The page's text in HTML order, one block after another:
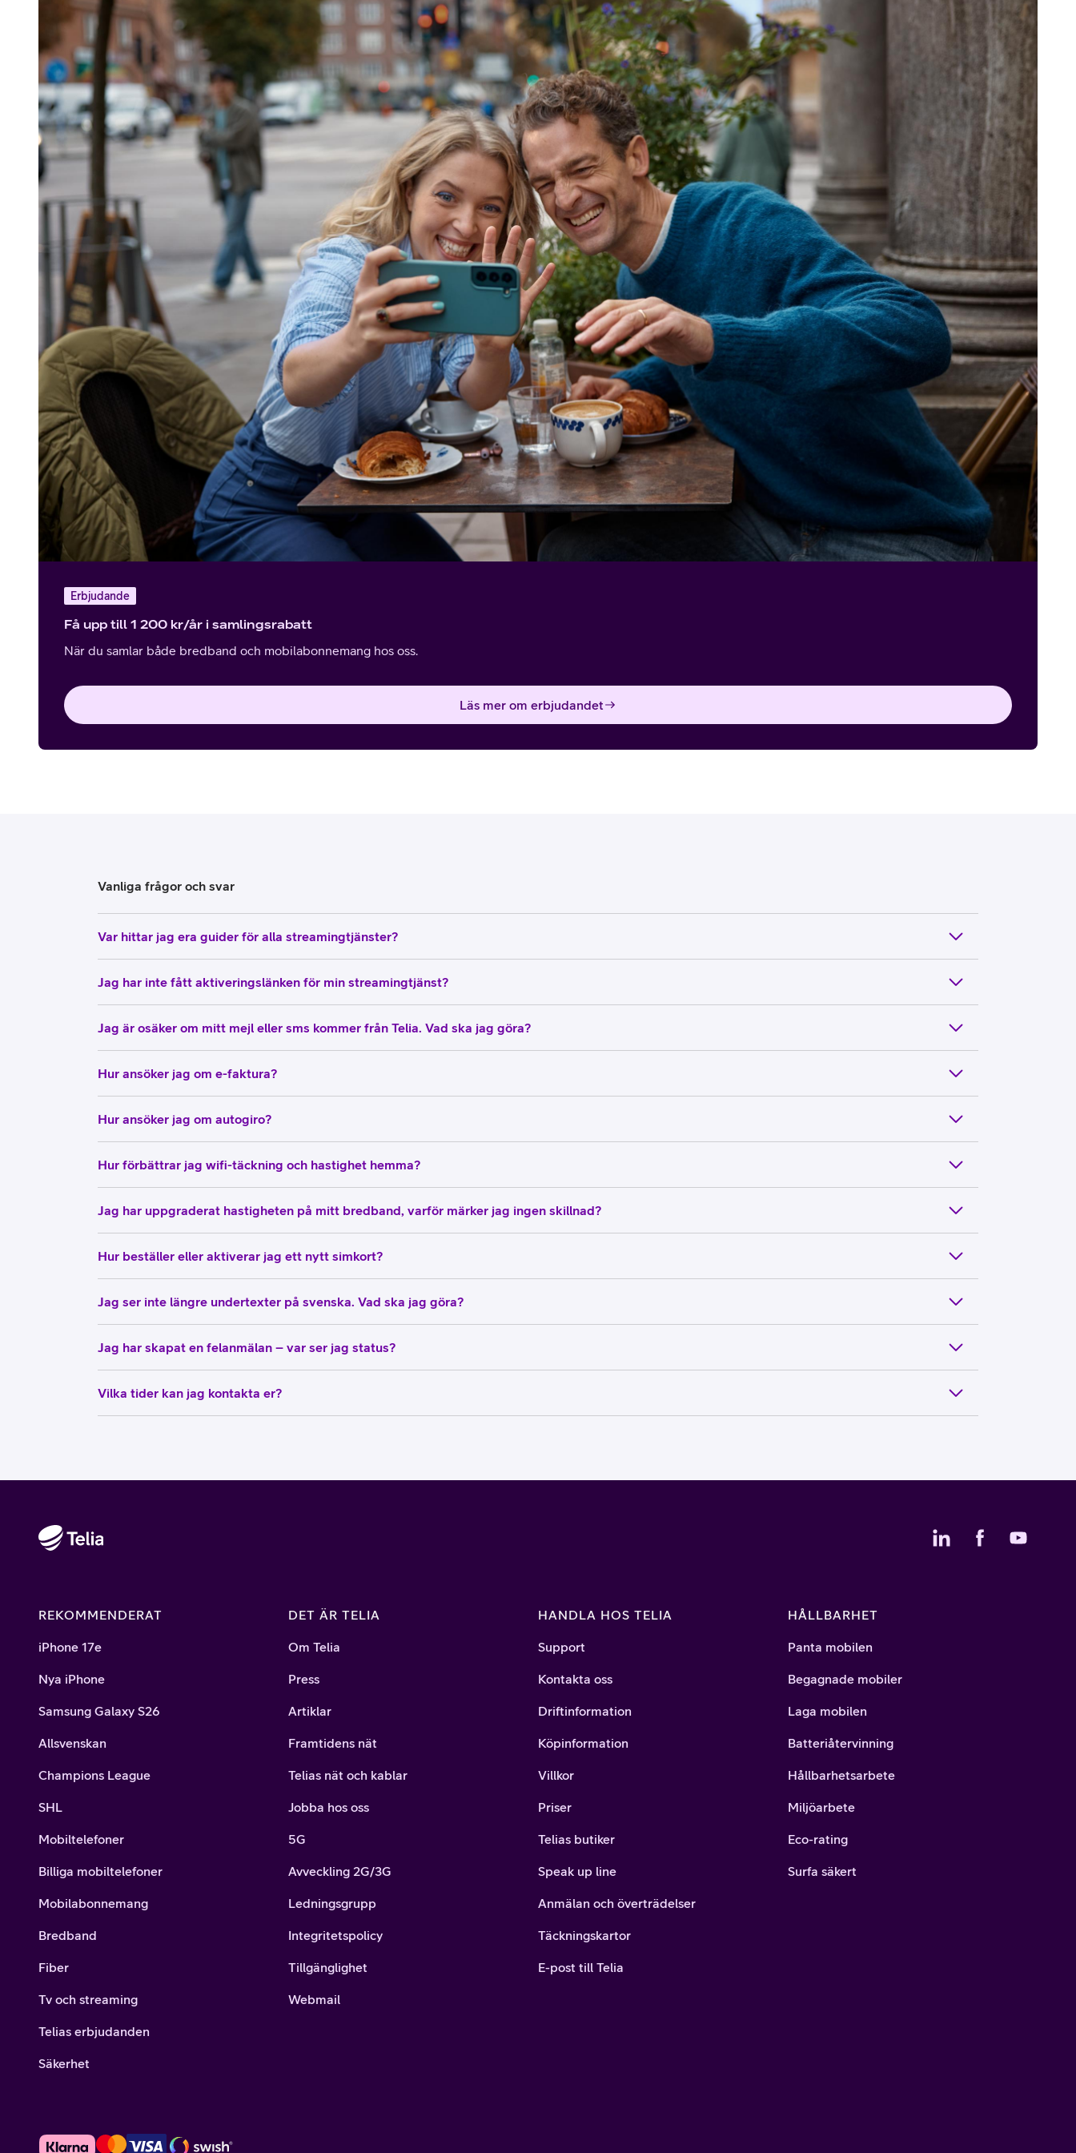
Erbjudande
Få upp till 1 200 kr/år i samlingsrabatt
När du samlar både bredband och mobilabonnemang hos oss.
Läs mer om erbjudandet
Vanliga frågor och svar
Var hittar jag era guider för alla streamingtjänster?
Jag har inte fått aktiveringslänken för min streamingtjänst?
Jag är osäker om mitt mejl eller sms kommer från Telia. Vad ska jag göra?
Hur ansöker jag om e-faktura?
Hur ansöker jag om autogiro?
Hur förbättrar jag wifi-täckning och hastighet hemma?
Jag har uppgraderat hastigheten på mitt bredband, varför märker jag ingen skillnad?
Hur beställer eller aktiverar jag ett nytt simkort?
Jag ser inte längre undertexter på svenska. Vad ska jag göra?
Jag har skapat en felanmälan – var ser jag status?
Vilka tider kan jag kontakta er?
REKOMMENDERAT
iPhone 17e
Nya iPhone
Samsung Galaxy S26
Allsvenskan
Champions League
SHL
Mobiltelefoner
Billiga mobiltelefoner
Mobilabonnemang
Bredband
Fiber
Tv och streaming
Telias erbjudanden
Säkerhet
DET ÄR TELIA
Om Telia
Press
Artiklar
Framtidens nät
Telias nät och kablar
Jobba hos oss
5G
Avveckling 2G/3G
Ledningsgrupp
Integritetspolicy
Tillgänglighet
Webmail
HANDLA HOS TELIA
Support
Kontakta oss
Driftinformation
Köpinformation
Villkor
Priser
Telias butiker
Speak up line
Anmälan och överträdelser
Täckningskartor
E-post till Telia
HÅLLBARHET
Panta mobilen
Begagnade mobiler
Laga mobilen
Batteriåtervinning
Hållbarhetsarbete
Miljöarbete
Eco-rating
Surfa säkert